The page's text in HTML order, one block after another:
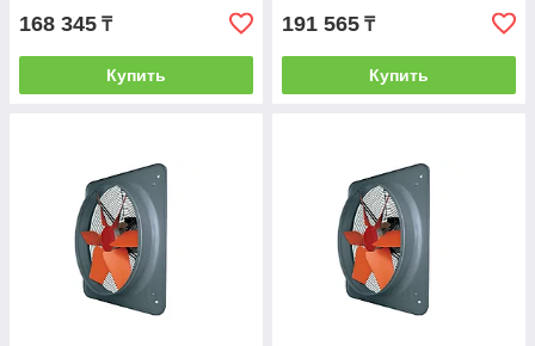
168 345 ₸
Купить
191 565 ₸
Купить